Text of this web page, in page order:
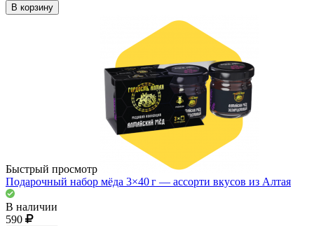
В корзину
Быстрый просмотр
Подарочный набор мёда 3×40 г — ассорти вкусов из Алтая
В наличии
590